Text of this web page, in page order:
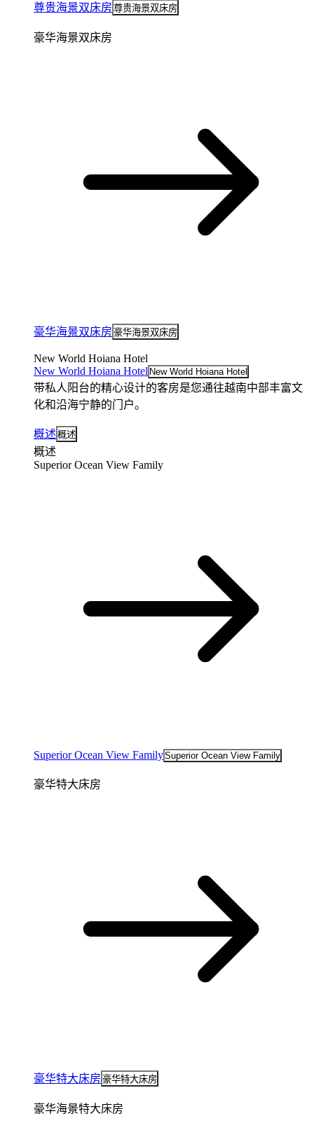
尊贵海景双床房 尊贵海景双床房
豪华海景双床房
豪华海景双床房 豪华海景双床房
New World Hoiana Hotel
New World Hoiana Hotel New World Hoiana Hotel
带私人阳台的精心设计的客房是您通往越南中部丰富文
化和沿海宁静的门户。
概述 概述
概述
Superior Ocean View Family
Superior Ocean View FamilySuperior Ocean View Family
豪华特大床房
豪华特大床房 豪华特大床房
豪华海景特大床房